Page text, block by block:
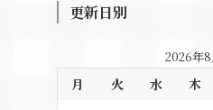
更新日別
2026年8
月 火 水 木